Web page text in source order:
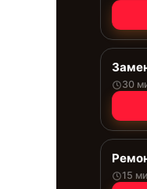
30
15